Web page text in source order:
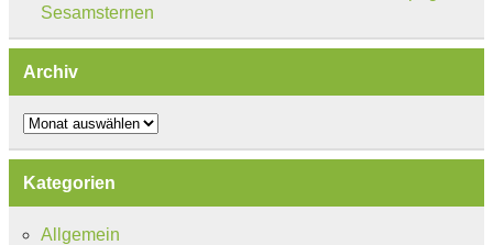
Sesamsternen
Archiv
Archiv
Kategorien
Allgemein